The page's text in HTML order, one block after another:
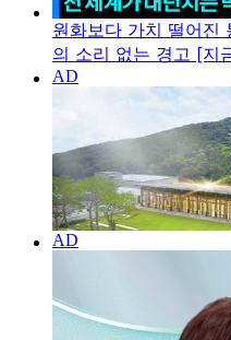
원화보다 가치 떨어진
의 소리 없는 경고 [지